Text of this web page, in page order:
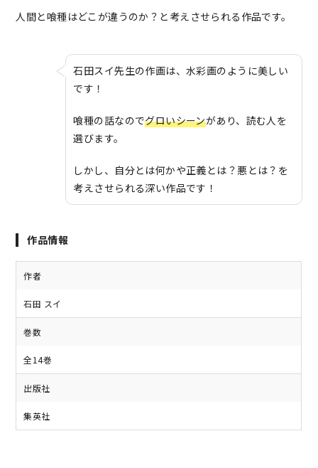
人間と喰種はどこが違うのか？と考えさせられる作品です。
石田スイ先生の作画は、水彩画のように美しい
です！
喰種の話なのでグロいシーンがあり、読む人を
選びます。
しかし、自分とは何かや正義とは？悪とは？を
考えさせられる深い作品です！
作品情報
作者
石田 スイ
巻数
全14巻
出版社
集英社